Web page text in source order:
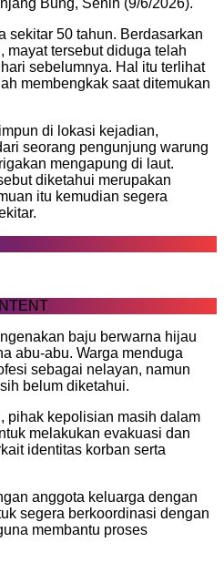
sekitar 50 tahun. Berdasarkan
mayat tersebut diduga telah
sebelumnya. Hal itu terlihat
membengkak saat ditemukan
di lokasi kejadian,
seorang pengunjung warung
mengapung di laut.
diketahui merupakan
itu kemudian segera
baju berwarna hijau
abu-abu. Warga menduga
sebagai nelayan, namun
belum diketahui.
pihak kepolisian masih dalam
melakukan evakuasi dan
identitas korban serta
anggota keluarga dengan
segera berkoordinasi dengan
membantu proses